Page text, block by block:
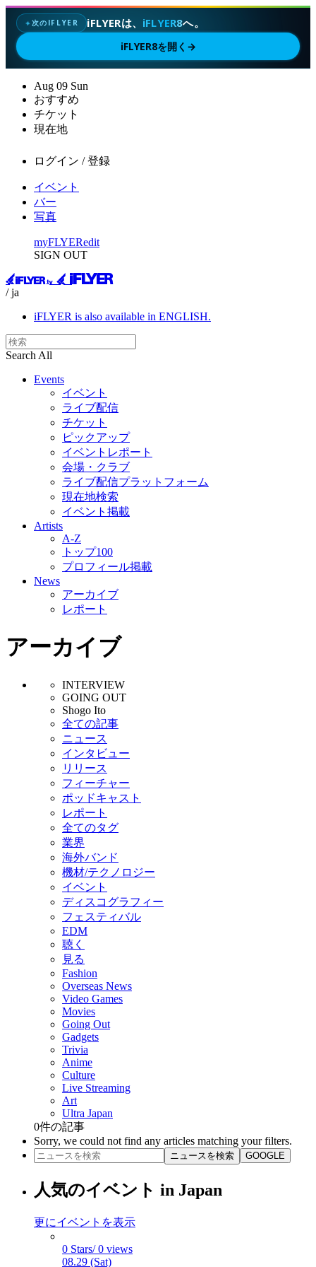
✦次のIFLYER iFLYERは、 iFLYER8へ。
iFLYER8を開く →
Aug 09 Sun
おすすめ
チケット
現在地
ログイン / 登録
イベント
バー
写真
myFLYERedit
SIGN OUT
/ ja
iFLYER is also available in ENGLISH.
Search All
Events
イベント
ライブ配信
チケット
ピックアップ
イベントレポート
会場・クラブ
ライブ配信プラットフォーム
現在地検索
イベント掲載
Artists
A-Z
トップ100
プロフィール掲載
News
アーカイブ
レポート
アーカイブ
INTERVIEW
GOING OUT
Shogo Ito
全ての記事
ニュース
インタビュー
リリース
フィーチャー
ポッドキャスト
レポート
全てのタグ
業界
海外バンド
機材/テクノロジー
イベント
ディスコグラフィー
フェスティバル
EDM
聴く
見る
Fashion
Overseas News
Video Games
Movies
Going Out
Gadgets
Trivia
Anime
Culture
Live Streaming
Art
Ultra Japan
0件の記事
Sorry, we could not find any articles matching your filters.
ニュースを検索 GOOGLE
人気のイベント in Japan
更にイベントを表示
0 Stars/ 0 views
08.29 (Sat)